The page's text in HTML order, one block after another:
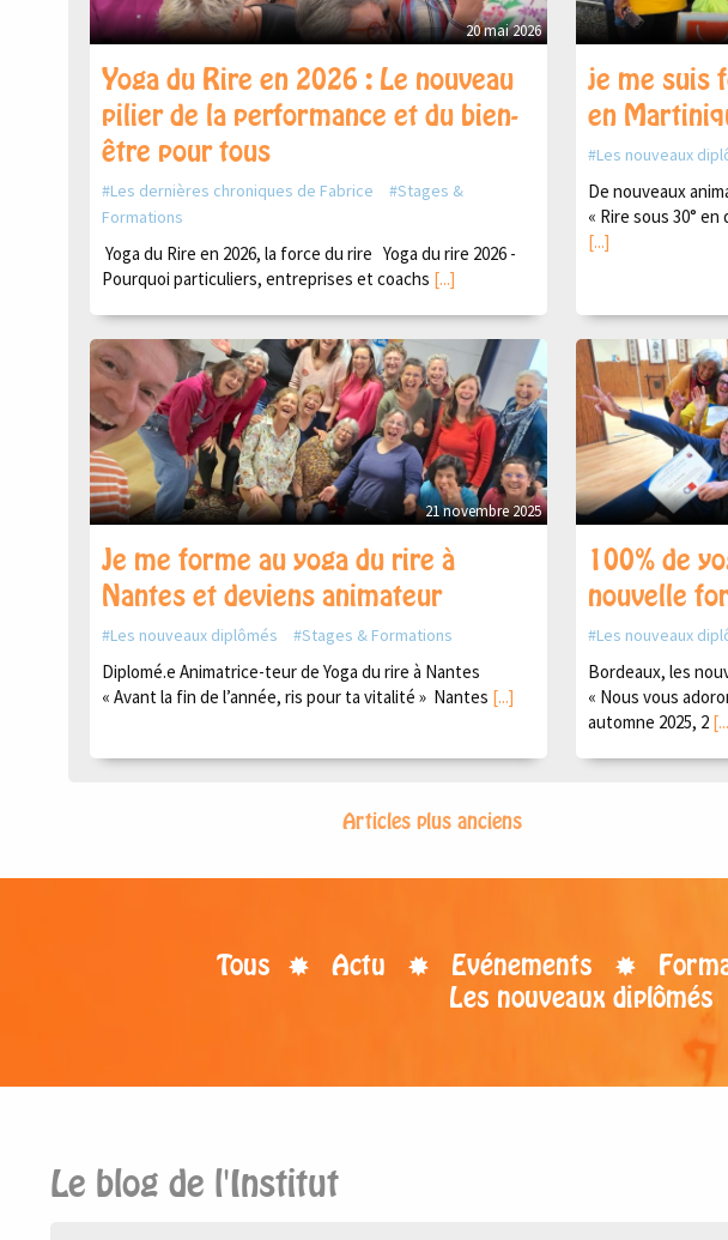
20 mai 2026
Yoga du Rire en 2026 : Le nouveau
pilier de la performance et du bien-
être pour tous
Les dernières chroniques de Fabrice
Stages &
Formations
Yoga du Rire en 2026, la force du rire Yoga du rire 2026 -
Pourquoi particuliers, entreprises et coachs [...]
je me suis
en
Les nouveaux
De nouveaux
« Rire sous 30°
[...]
21 novembre 2025
Je me forme au yoga du rire à
Nantes et deviens animateur
Les nouveaux diplômés Stages & Formations
Diplomé.e Animatrice-teur de Yoga du rire à Nantes
« Avant la fin de l’année, ris pour ta vitalité » Nantes [...]
100% de
nouvelle
Les nouveaux
Bordeaux, les
« Nous vous
automne 2025, 2
Articles plus anciens
Tous Actu Evénements
Les nouveaux diplômés
Le blog de l'Institut